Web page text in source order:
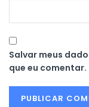
Salvar meus
que eu comentar.